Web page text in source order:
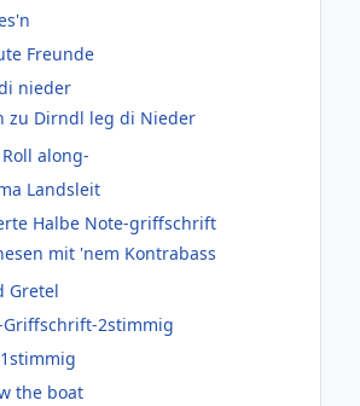
Freunde
nieder
zu Dirndl leg di Nieder
along-
Landsleit
Halbe Note-griffschrift
mit 'nem Kontrabass
Gretel
Griffschrift-2stimmig
the boat